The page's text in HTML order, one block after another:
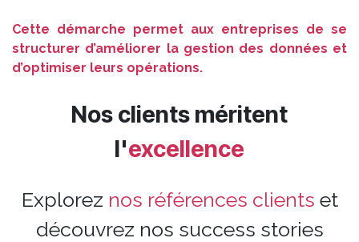
Cette démarche permet aux entreprises de se
structurer d’améliorer la gestion des données et
d’optimiser leurs opérations.
Nos clients méritent
l'excellence
Explorez nos références clients et
découvrez nos success stories